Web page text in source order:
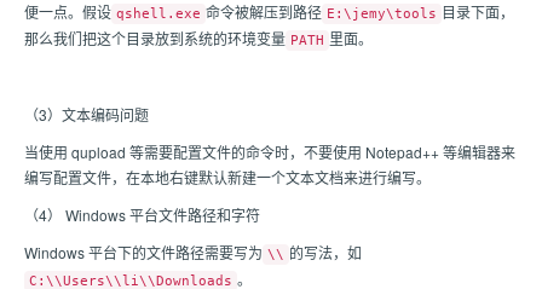
便一点。假设 qshell.exe 命令被解压到路径 E:\jemy\tools 目录下面，
那么我们把这个目录放到系统的环境变量 PATH 里面。
（3）文本编码问题
当使用 qupload 等需要配置文件的命令时，不要使用 Notepad++ 等编辑器来
编写配置文件，在本地右键默认新建一个文本文档来进行编写。
（4） Windows 平台文件路径和字符
Windows 平台下的文件路径需要写为 \\ 的写法，如
C:\\Users\\li\\Downloads 。